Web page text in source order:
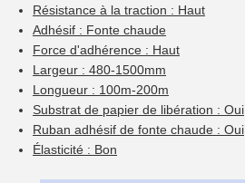
Résistance à la traction : Haut
Adhésif : Fonte chaude
Force d'adhérence : Haut
Largeur : 480-1500mm
Longueur : 100m-200m
Substrat de papier de libération : Oui
Ruban adhésif de fonte chaude : Oui
Élasticité : Bon